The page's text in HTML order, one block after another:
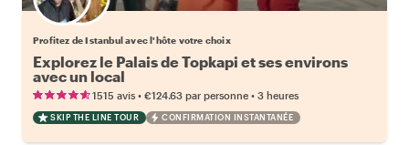
Choisissez votre local favori
Profitez de Istanbul avec l'hôte votre choix
Explorez le Palais de Topkapi et ses environs
avec un local
1515 avis • €124.63 par personne • 3 heures
SKIP THE LINE TOUR CONFIRMATION INSTANTANÉE